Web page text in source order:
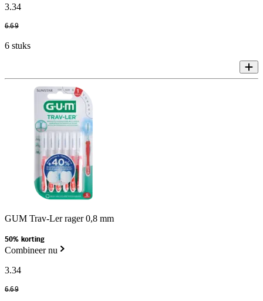
3.34
6.69
6 stuks
GUM Trav-Ler rager 0,8 mm
50% korting
Combineer nu
3.34
6.69